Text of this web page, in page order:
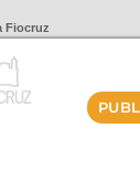
Fiocruz